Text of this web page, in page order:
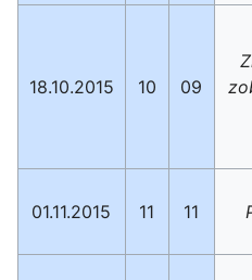
18.10.2015 10 09
01.11.2015 11 11